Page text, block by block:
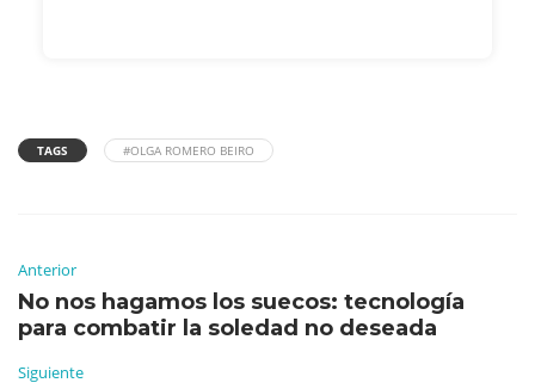
TAGS #OLGA ROMERO BEIRO
Anterior
No nos hagamos los suecos: tecnología
para combatir la soledad no deseada
Siguiente